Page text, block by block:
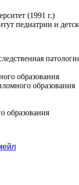
(1991 г.)
педиатрии и
образования
образования
образования